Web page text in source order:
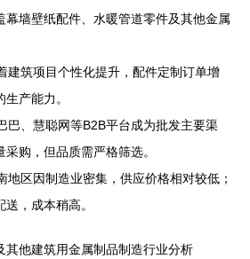
幕墙壁纸配件、水暖管道零件及其他金属
建筑项目个性化提升，配件定制订单增
产能力。
巴、慧聪网等B2B平台成为批发主要渠
购，但品质需严格筛选。
地区因制造业密集，供应价格相对较低；
，成本稍高。
其他建筑用金属制品制造行业分析